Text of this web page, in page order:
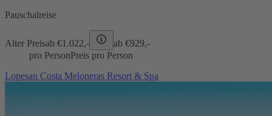
Pauschalreise
Alter Preisab €1.022,- ab €929,-
pro PersonPreis pro Person
Lopesan Costa Meloneras Resort & Spa